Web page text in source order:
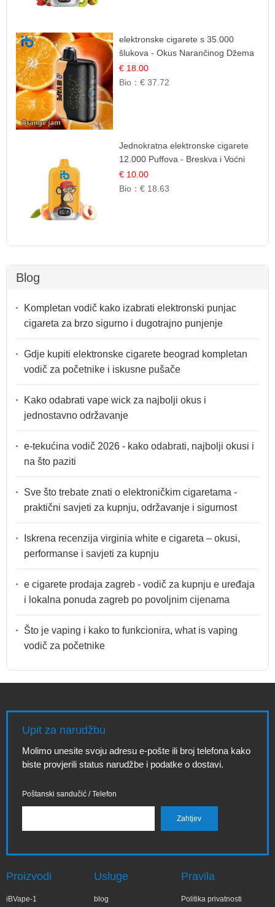
elektronske cigarete s 35.000
šlukova - Okus Narančinog Džema
| Dugotrajno Iskustvo
€ 18.00
Bio：€ 37.72
Jednokratna elektronske cigarete
12.000 Puffova - Breskva i Voćni
Sok | Osježavajuća Voćna
Mješavina
€ 10.00
Bio：€ 18.63
Blog
Kompletan vodič kako izabrati elektronski punjac
cigareta za brzo sigurno i dugotrajno punjenje
Gdje kupiti elektronske cigarete beograd kompletan
vodič za početnike i iskusne pušače
Kako odabrati vape wick za najbolji okus i
jednostavno održavanje
e-tekućina vodič 2026 - kako odabrati, najbolji okusi i
na što paziti
Sve što trebate znati o elektroničkim cigaretama -
praktični savjeti za kupnju, održavanje i sigurnost
Iskrena recenzija virginia white e cigareta – okusi,
performanse i savjeti za kupnju
e cigarete prodaja zagreb - vodič za kupnju e uređaja
i lokalna ponuda zagreb po povoljnim cijenama
Što je vaping i kako to funkcionira, what is vaping
vodič za početnike
Upit za narudžbu
Molimo unesite svoju adresu e-pošte ili broj telefona kako
biste provjerili status narudžbe i podatke o dostavi.
Poštanski sandučić / Telefon
Proizvodi
iBVape-1
Usluge
blog
Pravila
Politika privatnosti